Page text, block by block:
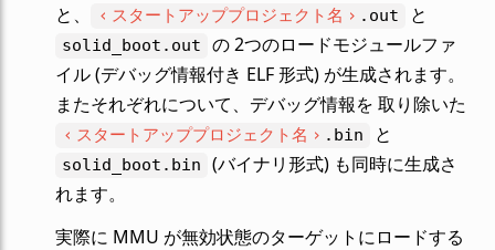
と、
スタートアッププロジェクト名 .out と
solid_boot.out
の 2つのロードモジュールファ
イル (デバッグ情報付き ELF 形式) が生成されます。
またそれぞれについて、デバッグ情報を 取り除いた
スタートアッププロジェクト名 .bin と
solid_boot.bin
(バイナリ形式) も同時に生成さ
れます。
実際に MMU が無効状態のターゲットにロードする